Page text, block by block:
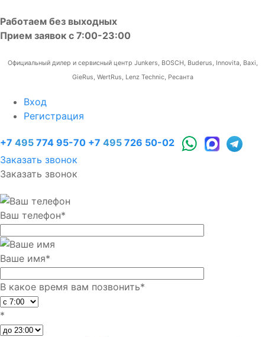
Работаем без выходных
Прием заявок с 7:00-23:00
Официальный дилер и сервисный центр Junkers, BOSCH, Buderus, Innovita, Baxi,
GieRus, WertRus, Lenz Technic, Ресанта
Вход
Регистрация
+7 495 774 95-70 +7 495 726 50-02
Заказать звонок
Заказать звонок
Ваш телефон*
Ваше имя*
В какое время вам позвонить*
*